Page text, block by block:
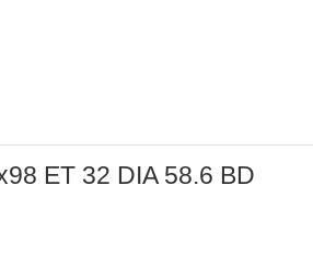
ET 32 DIA 58.6 BD